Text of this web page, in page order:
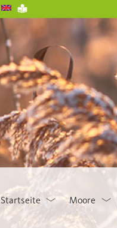
Startseite Moore